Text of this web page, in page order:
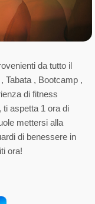
da tutto il
Tabata , Bootcamp ,
di fitness
aspetta 1 ora di
mettersi alla
di benessere in
ora!